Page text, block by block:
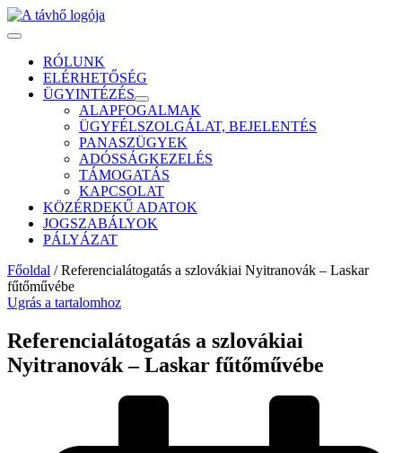
RÓLUNK
ELÉRHETŐSÉG
ÜGYINTÉZÉS
ALAPFOGALMAK
ÜGYFÉLSZOLGÁLAT, BEJELENTÉS
PANASZÜGYEK
ADÓSSÁGKEZELÉS
TÁMOGATÁS
KAPCSOLAT
KÖZÉRDEKŰ ADATOK
JOGSZABÁLYOK
PÁLYÁZAT
Főoldal / Referencialátogatás a szlovákiai Nyitranovák – Laskar
fűtőművébe
Ugrás a tartalomhoz
Referencialátogatás a szlovákiai
Nyitranovák – Laskar fűtőművébe